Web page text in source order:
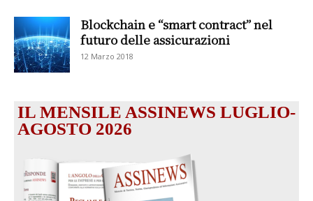
Blockchain e “smart contract” nel
futuro delle assicurazioni
12 Marzo 2018
IL MENSILE ASSINEWS LUGLIO-
AGOSTO 2026